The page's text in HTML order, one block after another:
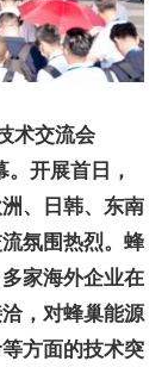
术交流会
开展首日，
、日韩、东南
氛围热烈。蜂
家海外企业在
，对蜂巢能源
方面的技术突